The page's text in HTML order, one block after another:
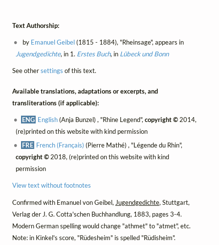
Text Authorship:
by Emanuel Geibel(1815 - 1884), "Rheinsage", appears in
Jugendgedichte, in 1. Erstes Buch, in Lübeck und Bonn
See othersettings of this text.
Available translations, adaptations or excerpts, and
transliterations (if applicable):
ENG English(Anja Bunzel) , "Rhine Legend",copyright ©2014,
(re)printed on this website with kind permission
FRE French (Français) (Pierre Mathé) , "Légende du Rhin",
copyright ©2018, (re)printed on this website with kind
permission
View text without footnotes
Confirmed with Emanuel von Geibel, Jugendgedichte, Stuttgart,
Verlag der J. G. Cotta'schen Buchhandlung, 1883, pages 3-4.
Modern German spelling would change "athmet" to "atmet", etc.
Note: in Kinkel's score, "Rüdesheim" is spelled "Rüdisheim".